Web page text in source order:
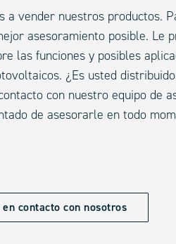
a vender nuestros productos.
asesoramiento posible. Le
las funciones y posibles
¿Es usted
con nuestro equipo de
de asesorarle en todo
en contacto con nosotros